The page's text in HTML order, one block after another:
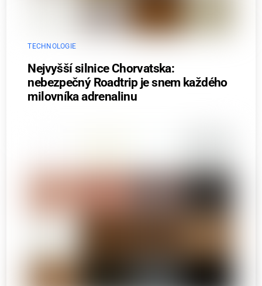
TECHNOLOGIE
Nejvyšší silnice Chorvatska:
nebezpečný Roadtrip je snem každého
milovníka adrenalinu